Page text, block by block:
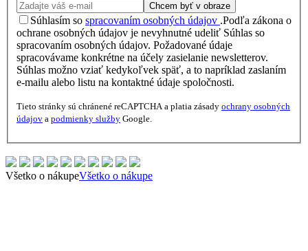
Chcem byť v obraze
Súhlasím so spracovaním osobných údajov .Podľa zákona o
ochrane osobných údajov je nevyhnutné udeliť Súhlas so
spracovaním osobných údajov. Požadované údaje
spracovávame konkrétne na účely zasielanie newsletterov.
Súhlas možno vziať kedykoľvek späť, a to napríklad zaslaním
e-mailu alebo listu na kontaktné údaje spoločnosti.
Tieto stránky sú chránené reCAPTCHA a platia zásady ochrany osobných
údajov a podmienky služby Google.
Všetko o nákupeVšetko o nákupe